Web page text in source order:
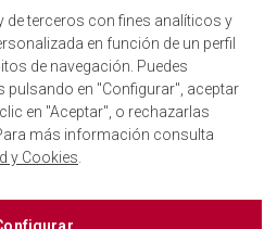
BARNES SAN SEBASTIÁN
KALEA, 1
GIPUZKOA
terceros con fines analíticos y
en función de un perfil
de navegación. Puedes
pulsando en "Configurar", aceptar
en "Aceptar", o rechazarlas
más información consulta
y Cookies